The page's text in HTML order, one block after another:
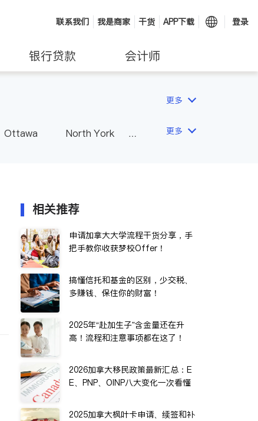
联系我们 我是商家 干货 APP下载 登录
银行贷款 会计师
更多
Ottawa
North York
更多
相关推荐
申请加拿大大学流程干货分享，手
把手教你收获梦校Offer！
搞懂信托和基金的区别，少交税、
多赚钱、保住你的财富！
2025年“赴加生子”含金量还在升
高！流程和注意事项都在这了！
2026加拿大移民政策最新汇总：E
E、PNP、OINP八大变化一次看懂
2025加拿大枫叶卡申请、续签和补